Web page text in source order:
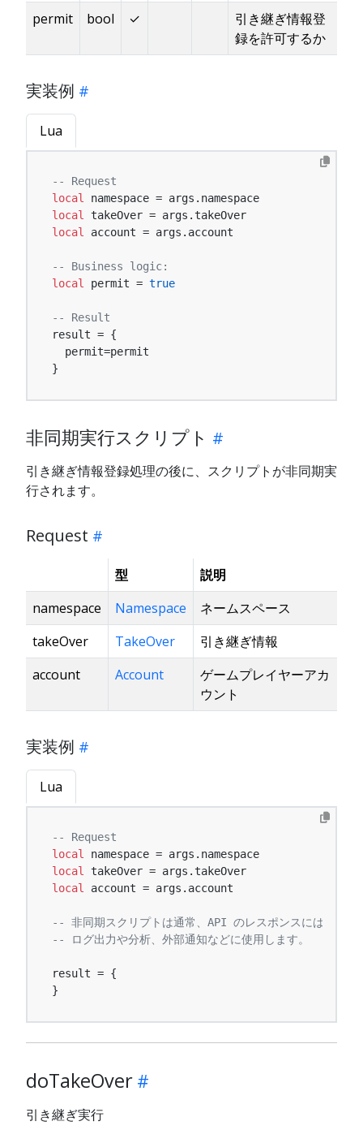
permit bool ✓
引き継ぎ情報登
録を許可するか
実装例
Lua
-- Request
local
local
local account = args.account
-- Business logic:
local permit = true
-- Result
result = {
  permit=permit
}
非同期実行スクリプト
引き継ぎ情報登録処理の後に、スクリプトが非同期実
行されます。
Request
型
説明
namespace
Namespace
ネームスペース
takeOver
TakeOver
引き継ぎ情報
account
Account
ゲームプレイヤーアカ
ウント
実装例
Lua
-- Request
local
local
local account = args.account
-- 非同期スクリプトは通常、API のレスポンスには影響を
-- ログ出力や分析、外部通知などに使用します。
result = {
}
doTakeOver
引き継ぎ実行